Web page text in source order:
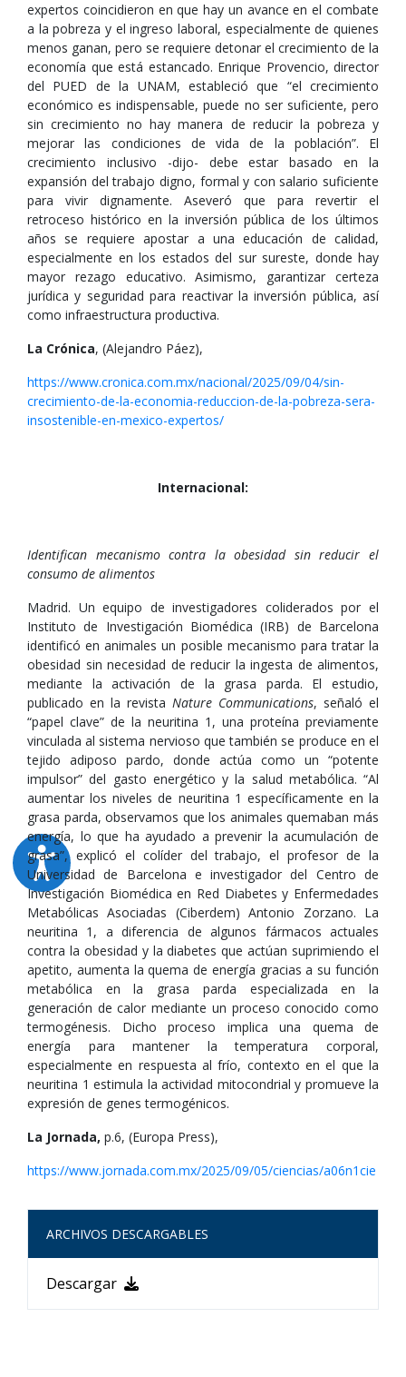
expertos coincidieron en que hay un avance en el combate
a la pobreza y el ingreso laboral, especialmente de quienes
menos ganan, pero se requiere detonar el crecimiento de la
economía que está estancado. Enrique Provencio, director
del PUED de la UNAM, estableció que “el crecimiento
económico es indispensable, puede no ser suficiente, pero
sin crecimiento no hay manera de reducir la pobreza y
mejorar las condiciones de vida de la población”. El
crecimiento inclusivo -dijo- debe estar basado en la
expansión del trabajo digno, formal y con salario suficiente
para vivir dignamente. Aseveró que para revertir el
retroceso histórico en la inversión pública de los últimos
años se requiere apostar a una educación de calidad,
especialmente en los estados del sur sureste, donde hay
mayor rezago educativo. Asimismo, garantizar certeza
jurídica y seguridad para reactivar la inversión pública, así
como infraestructura productiva.
La Crónica, (Alejandro Páez),
https://www.cronica.com.mx/nacional/2025/09/04/sin-
crecimiento-de-la-economia-reduccion-de-la-pobreza-sera-
insostenible-en-mexico-expertos/
Internacional:
Identifican mecanismo contra la obesidad sin reducir el
consumo de alimentos
Madrid. Un equipo de investigadores coliderados por el
Instituto de Investigación Biomédica (IRB) de Barcelona
identificó en animales un posible mecanismo para tratar la
obesidad sin necesidad de reducir la ingesta de alimentos,
mediante la activación de la grasa parda. El estudio,
publicado en la revista Nature Communications, señaló el
“papel clave” de la neuritina 1, una proteína previamente
vinculada al sistema nervioso que también se produce en el
tejido adiposo pardo, donde actúa como un “potente
impulsor” del gasto energético y la salud metabólica. “Al
aumentar los niveles de neuritina 1 específicamente en la
grasa parda, observamos que los animales quemaban más
energía, lo que ha ayudado a prevenir la acumulación de
grasa”, explicó el colíder del trabajo, el profesor de la
Universidad de Barcelona e investigador del Centro de
Investigación Biomédica en Red Diabetes y Enfermedades
Metabólicas Asociadas (Ciberdem) Antonio Zorzano. La
neuritina 1, a diferencia de algunos fármacos actuales
contra la obesidad y la diabetes que actúan suprimiendo el
apetito, aumenta la quema de energía gracias a su función
metabólica en la grasa parda especializada en la
generación de calor mediante un proceso conocido como
termogénesis. Dicho proceso implica una quema de
energía para mantener la temperatura corporal,
especialmente en respuesta al frío, contexto en el que la
neuritina 1 estimula la actividad mitocondrial y promueve la
expresión de genes termogénicos.
La Jornada, p.6, (Europa Press),
https://www.jornada.com.mx/2025/09/05/ciencias/a06n1cie
ARCHIVOS DESCARGABLES
Descargar